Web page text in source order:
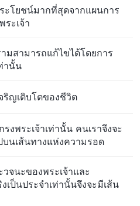
ะโยชน์มากที่สุดจากแผนการ
ะเจ้า
มสามารถแก้ไขได้โดยการ
านั้น
ริญเติบโตของชีวิต
รงพระเจ้าเท่านั้น คนเราจึงจะ
บนเส้นทางแห่งความรอด
จนะของพระเจ้าและ
ป็นประจำเท่านั้นจึงจะมีเส้น